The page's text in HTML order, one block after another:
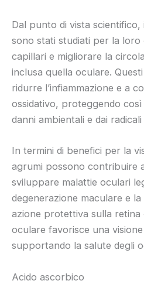
Dal punto di vista
sono stati studiati per la
capillari e migliorare la
inclusa quella oculare.
ridurre l’infiammazione e a
ossidativo, proteggendo
danni ambientali e dai
In termini di benefici per la
agrumi possono contribuire
sviluppare malattie oculari
degenerazione maculare e
azione protettiva sulla retina
oculare favorisce una
supportando la salute degli
Acido ascorbico